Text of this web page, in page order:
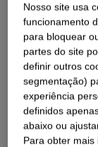
O que é
Nosso site usa
funcionamento
para bloquear
partes do site
definir outros
segmentação)
experiência
definidos
abaixo ou
Para obter